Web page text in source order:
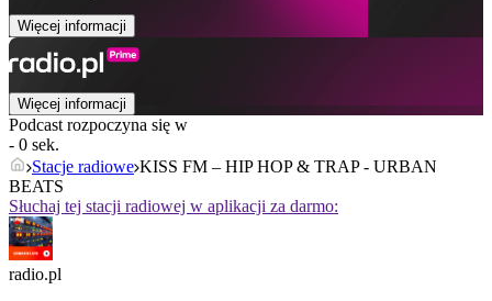
Więcej informacji
Więcej informacji
Podcast rozpoczyna się w
- 0 sek.
Stacje radiowe KISS FM – HIP HOP & TRAP - URBAN
BEATS
Słuchaj tej stacji radiowej w aplikacji za darmo:
radio.pl